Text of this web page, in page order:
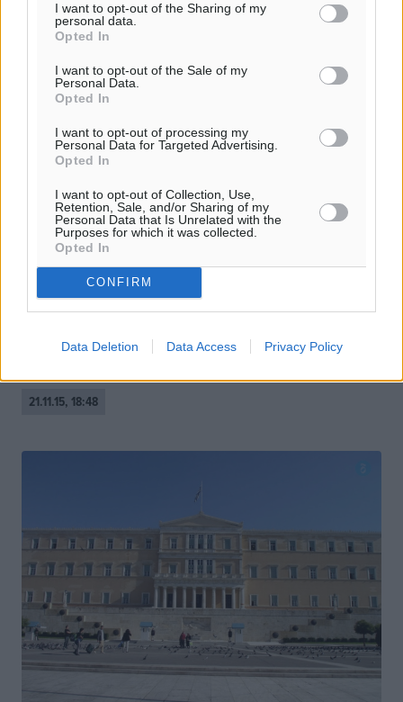
I want to opt-out of the Sharing of my
personal data.
Opted In
I want to opt-out of the Sale of my
Personal Data.
Opted In
I want to opt-out of processing my
Personal Data for Targeted Advertising.
Opted In
I want to opt-out of Collection, Use,
Retention, Sale, and/or Sharing of my
Personal Data that Is Unrelated with the
Purposes for which it was collected.
Opted In
CONFIRM
Data Deletion Data Access Privacy Policy
Τρομοπυρετός: Ταξιδιωτική οδηγία για
το… Κολοσσαίο εξέδωσαν οι ΗΠΑ
“Να μην πλησιάζουν στο Κολοσσαίο”, συμβουλεύει τους
Ρώμη, στο πλαίσιο των αυξημένων μέτρων πρόληψης
τυχόν ...
21.11.15, 18:48